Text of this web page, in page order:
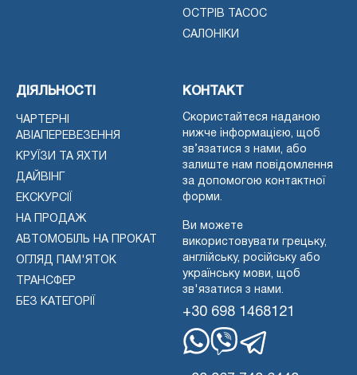
ОСТРІВ ТАСОС
САЛОНІКИ
ДІЯЛЬНОСТІ
ЧАРТЕРНІ
АВІАПЕРЕВЕЗЕННЯ
КРУЇЗИ ТА ЯХТИ
ДАЙВІНГ
ЕКСКУРСІЇ
НА ПРОДАЖ
АВТОМОБІЛЬ НА ПРОКАТ
ОГЛЯД ПАМ'ЯТОК
ТРАНСФЕР
БЕЗ КАТЕГОРІЇ
КОНТАКТ
Скористайтеся наданою
нижче інформацією, щоб
зв’язатися з нами, або
залиште нам повідомлення
за допомогою контактної
форми.
Ви можете
використовувати грецьку,
англійську, російську або
українську мови, щоб
зв'язатися з нами.
+30 698 1468121